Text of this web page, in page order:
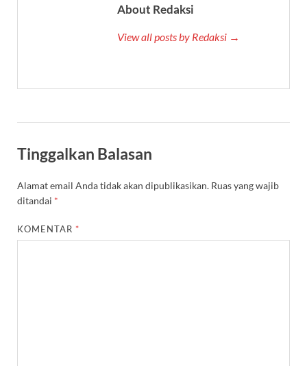
About Redaksi
View all posts by Redaksi →
Tinggalkan Balasan
Alamat email Anda tidak akan dipublikasikan. Ruas yang wajib
ditandai *
KOMENTAR *